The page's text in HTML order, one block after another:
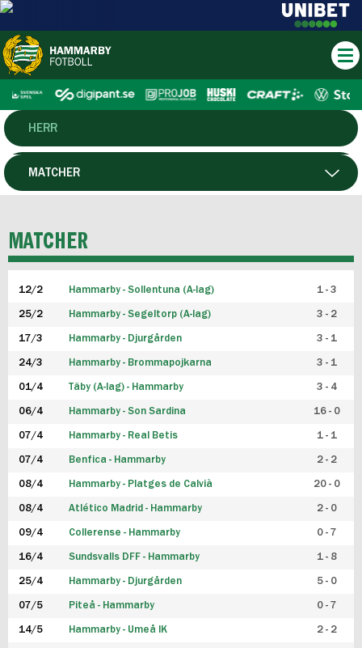
HERR
DAM
P19
F19
FUTSAL HERR
FUTSAL DAM
MATCHER
MATCHER
12/2 Hammarby - Sollentuna (A-lag) 1 - 3
25/2 Hammarby - Segeltorp (A-lag) 3 - 2
17/3 Hammarby - Djurgården 3 - 1
24/3 Hammarby - Brommapojkarna 3 - 1
01/4 Täby (A-lag) - Hammarby 3 - 4
06/4 Hammarby - Son Sardina 16 - 0
07/4 Hammarby - Real Betis 1 - 1
07/4 Benfica - Hammarby 2 - 2
08/4 Hammarby - Platges de Calvià 20 - 0
08/4 Atlético Madrid - Hammarby 2 - 0
09/4 Collerense - Hammarby 0 - 7
16/4 Sundsvalls DFF - Hammarby 1 - 8
25/4 Hammarby - Djurgården 5 - 0
07/5 Piteå - Hammarby 0 - 7
14/5 Hammarby - Umeå IK 2 - 2